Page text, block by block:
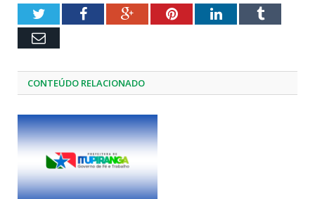
TwitterFacebookGoogle+PinterestLinkedInTumblr
Email
CONTEÚDO RELACIONADO